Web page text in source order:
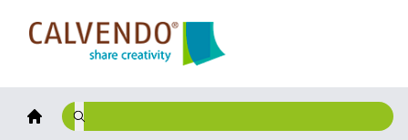
Calvendo